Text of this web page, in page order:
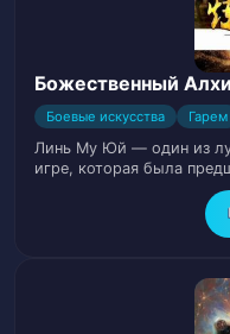
Глава 17.
(часть 5)
Глава 18.
Чжао Вуджи
Глава 18.
Глава 18.
Божественный
Боевые искусства Гарем
Линь Му Юй — один из
игре, которая была